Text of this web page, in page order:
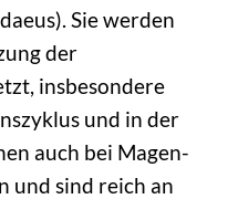
Sie werden
der
insbesondere
und in der
auch bei Magen-
und sind reich an